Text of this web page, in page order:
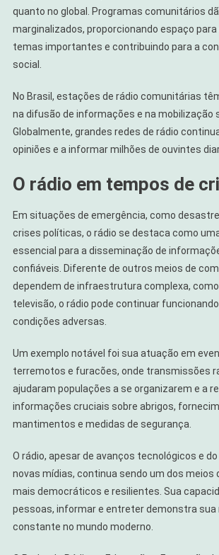
quanto no global. Programas comunitários
marginalizados, proporcionando espaço
temas importantes e contribuindo para a
social.
No Brasil, estações de rádio comunitárias
na difusão de informações e na mobilização
Globalmente, grandes redes de rádio
opiniões e a informar milhões de ouvintes
O rádio em tempos de
Em situações de emergência, como
crises políticas, o rádio se destaca como
essencial para a disseminação de
confiáveis. Diferente de outros meios de
dependem de infraestrutura complexa,
televisão, o rádio pode continuar
condições adversas.
Um exemplo notável foi sua atuação em
terremotos e furacões, onde transmissões
ajudaram populações a se organizarem e a
informações cruciais sobre abrigos,
mantimentos e medidas de segurança.
O rádio, apesar de avanços tecnológicos e
novas mídias, continua sendo um dos meios
mais democráticos e resilientes. Sua
pessoas, informar e entreter demonstra sua
constante no mundo moderno.